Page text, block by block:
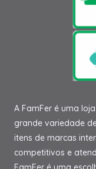
A FamFer é uma
grande variedade
itens de marcas
competitivos e